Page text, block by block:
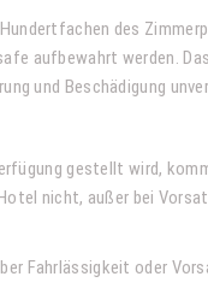
des
aufbewahrt werden.
und Beschädigung
gestellt wird,
nicht, außer bei
Fahrlässigkeit oder